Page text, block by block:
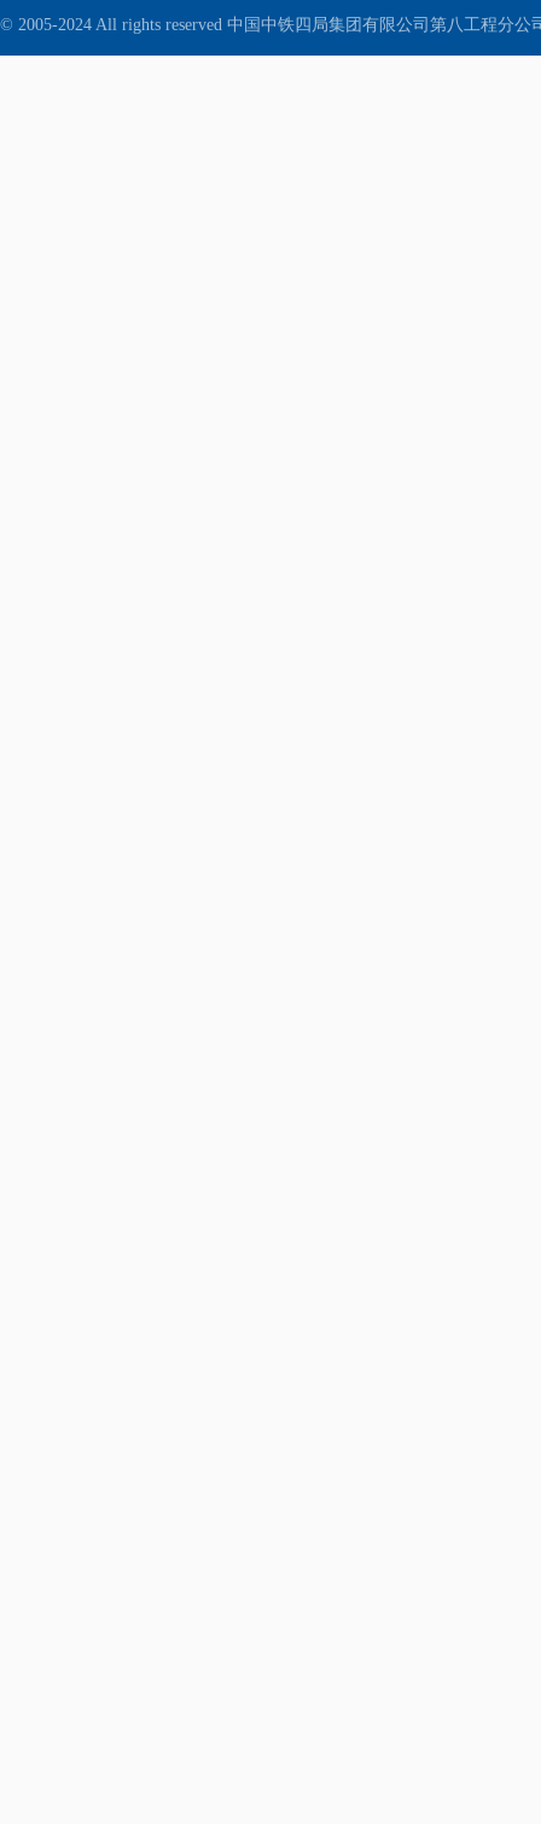
© 2005-2024 All rights reserved 中国中铁四局集团有限公司第八工程分